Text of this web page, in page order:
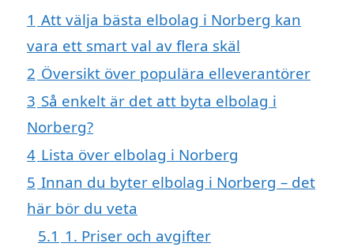
1 Att välja bästa elbolag i Norberg kan
vara ett smart val av flera skäl
2 Översikt över populära elleverantörer
3 Så enkelt är det att byta elbolag i
Norberg?
4 Lista över elbolag i Norberg
5 Innan du byter elbolag i Norberg – det
här bör du veta
5.1 1. Priser och avgifter